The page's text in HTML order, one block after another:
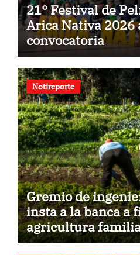
21° Festival de
Arica Nativa 2026
convocatoria
Notireporte
Gremio de
insta a la banca a
agricultura